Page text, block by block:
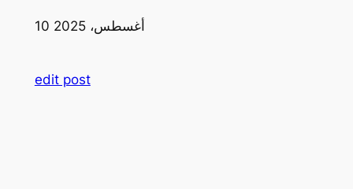
10 أغسطس، 2025
edit post